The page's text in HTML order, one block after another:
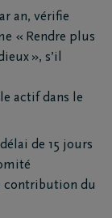
an, vérifie
« Rendre plus
», s’il
actif dans le
de 15 jours
contribution du